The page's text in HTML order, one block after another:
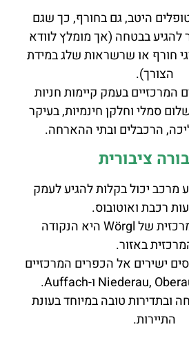
היטב, גם בחורף, כך שגם
בבטחה (אך מומלץ לוודא
חורף או שרשראות שלג במידת
הצורך).
בעמק קיימות חניות
סמלי וחלקן חינמיות, בעיקר
הרכבלים ובתי ההארחה.
ציבורית
מרכב יכול בקלות להגיע לעמק
רכבת ואוטובוס.
תחנת הרכבת המרכזית של Wörgl היא הנקודה
באזור.
ישירים אל הכפרים המרכזיים
של העמק, כמו Niederau, Oberau ו-Auffach.
ובתדירות טובה במיוחד בעונת
התיירות.